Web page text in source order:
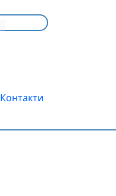
Контакти